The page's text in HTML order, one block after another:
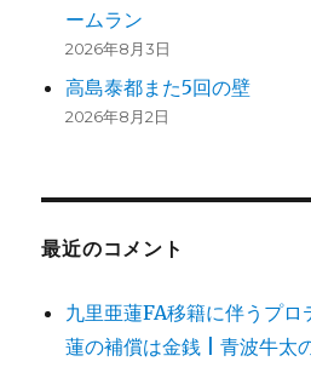
ームラン
2026年8月3日
高島泰都また5回の壁
2026年8月2日
最近のコメント
九里亜蓮FA移籍に伴うプロ
蓮の補償は金銭 | 青波牛太